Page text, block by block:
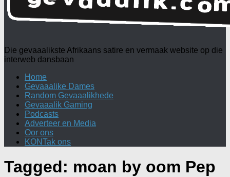
Die gevaaalikste Afrikaans satire en vermaak website op die
interweb dansbaan
Home
Gevaaalike Dames
Random Gevaaalikhede
Gevaaalik Gaming
Podcasts
Adverteer en Media
Oor ons
KONTak ons
Tagged: moan by oom Pep